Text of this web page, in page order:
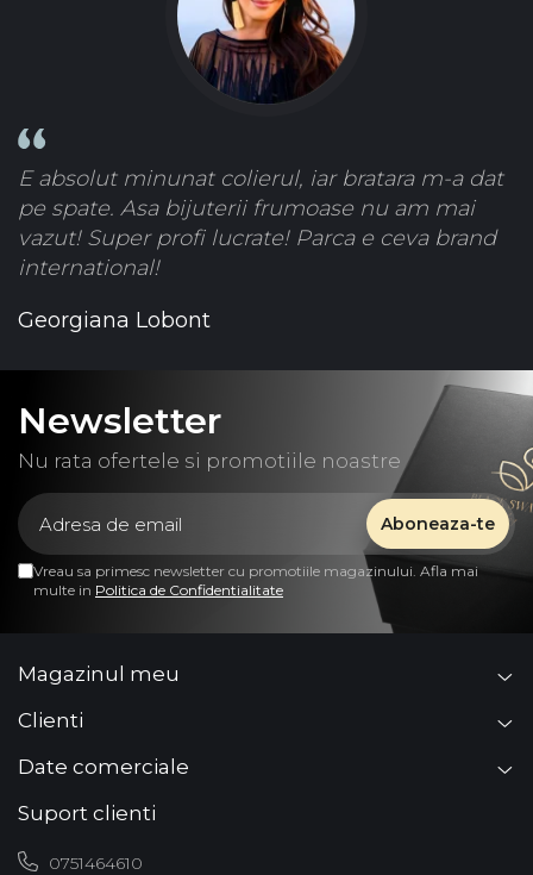
Georgiana Lobont
E absolut minunat colierul, iar bratara m-a dat
pe spate. Asa bijuterii frumoase nu am mai
vazut! Super profi lucrate! Parca e ceva brand
international!
Newsletter
Nu rata ofertele si promotiile noastre
Vreau sa primesc newsletter cu promotiile magazinului. Afla mai
multe in Politica de Confidentialitate
Magazinul meu
Clienti
Date comerciale
Suport clienti
0751464610